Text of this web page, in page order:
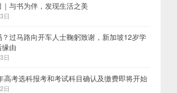
与书为伴，发现生活之美
日
过马路向开车人士鞠躬致谢，新加坡12岁学
由
日
高考选科报考和考试科目确认及缴费即将开始
日